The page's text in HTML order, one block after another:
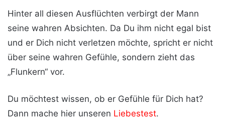
Hinter all diesen Ausflüchten verbirgt der Mann
seine wahren Absichten. Da Du ihm nicht egal bist
und er Dich nicht verletzen möchte, spricht er nicht
über seine wahren Gefühle, sondern zieht das
„Flunkern“ vor.
Du möchtest wissen, ob er Gefühle für Dich hat?
Dann mache hier unseren Liebestest.